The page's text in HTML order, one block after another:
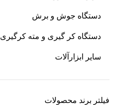
دستگاه جوش و برش
دستگاه کر گیری و مته کرگیری
سایر ابزارآلات
فیلتر برند محصولات